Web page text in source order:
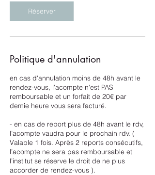
Réserver
Politique d'annulation
en cas d'annulation moins de 48h avant le
rendez-vous, l'acompte n'est PAS
remboursable et un forfait de 20€ par
demie heure vous sera facturé.
- en cas de report plus de 48h avant le rdv,
l’acompte vaudra pour le prochain rdv. (
Valable 1 fois. Après 2 reports consécutifs,
l’acompte ne sera pas remboursable et
l’institut se réserve le droit de ne plus
accorder de rendez-vous ).